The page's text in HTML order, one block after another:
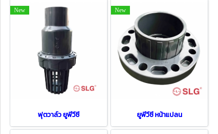
New
ฟุตวาล์ว ยูพีวีซี
New
ยูพีวีซี หน้าแปลน